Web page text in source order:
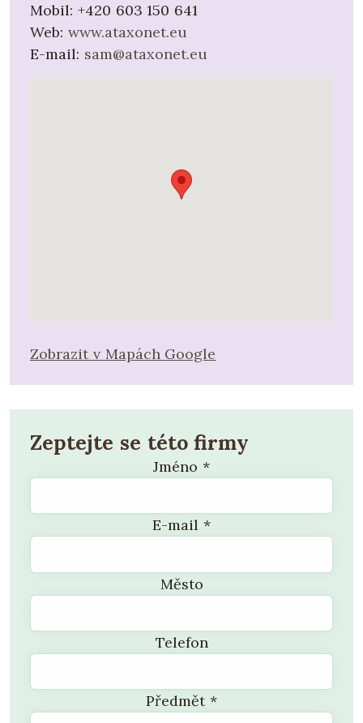
Mobil: +420 603 150 641
Web: www.ataxonet.eu
E-mail: sam@ataxonet.eu
Zobrazit v Mapách Google
Zeptejte se této firmy
Jméno *
E-mail *
Město
Telefon
Předmět*